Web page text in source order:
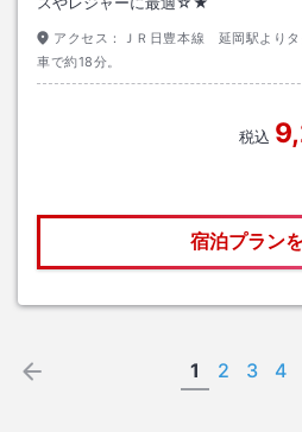
アクセス：
ＪＲ日豊本線 延岡駅より
車で約18分。
税込
宿泊プラン
1 2 3 4